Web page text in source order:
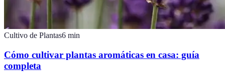
Cultivo de Plantas6 min
Cómo cultivar plantas aromáticas en casa: guía
completa